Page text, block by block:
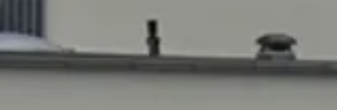
Skigymnastik
Skitourengruppe